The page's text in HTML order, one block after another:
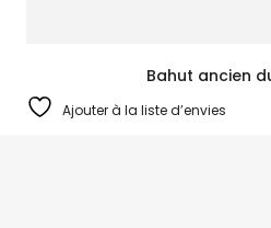
Bahut ancien
Ajouter à la liste d’envies